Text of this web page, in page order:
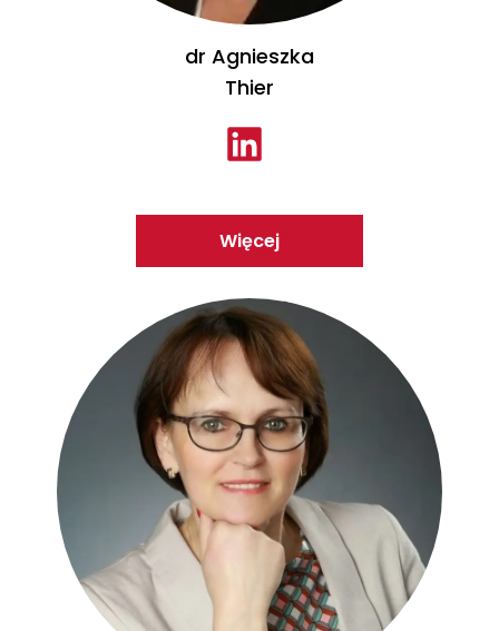
dr Agnieszka
Thier
Więcej